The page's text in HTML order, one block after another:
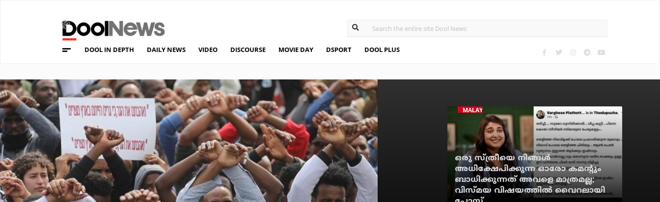
DOOL IN DEPTH DAILY NEWS VIDEO DISCOURSE MOVIE DAY DSPORT DOOL PLUS
MALAYALAM CINEMA
ഒരു സ്ത്രീയെ നിങ്ങള്‍
അധിക്ഷേപിക്കുന്ന ഓരോ കമന്റും
ബാധിക്കുന്നത് അവളെ മാത്രമല്ല;
വിസ്മയ വിഷയത്തില്‍ വൈറലായി